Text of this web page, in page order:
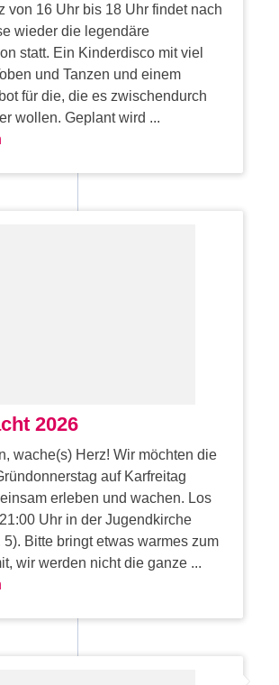
von 16 Uhr bis 18 Uhr findet nach
wieder die legendäre
statt. Ein Kinderdisco mit viel
und Tanzen und einem
für die, die es zwischendurch
wollen. Geplant wird ...
2026
wache(s) Herz! Wir möchten die
auf Karfreitag
erleben und wachen. Los
Uhr in der Jugendkirche
5). Bitte bringt etwas warmes zum
wir werden nicht die ganze ...